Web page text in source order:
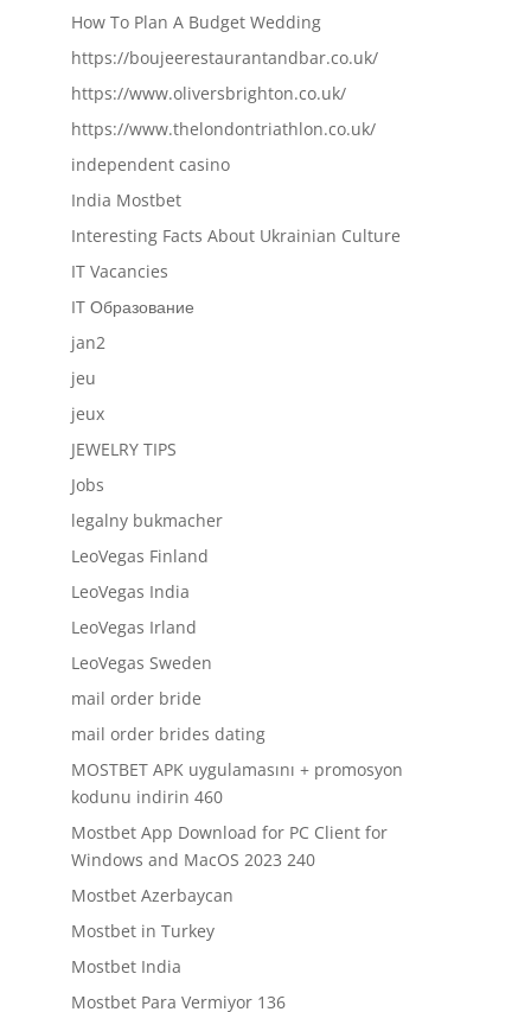
How To Plan A Budget Wedding
https://boujeerestaurantandbar.co.uk/
https://www.oliversbrighton.co.uk/
https://www.thelondontriathlon.co.uk/
independent casino
India Mostbet
Interesting Facts About Ukrainian Culture
IT Vacancies
IT Образование
jan2
jeu
jeux
JEWELRY TIPS
Jobs
legalny bukmacher
LeoVegas Finland
LeoVegas India
LeoVegas Irland
LeoVegas Sweden
mail order bride
mail order brides dating
MOSTBET APK uygulamasını + promosyon
kodunu indirin 460
Mostbet App Download for PC Client for
Windows and MacOS 2023 240
Mostbet Azerbaycan
Mostbet in Turkey
Mostbet India
Mostbet Para Vermiyor 136